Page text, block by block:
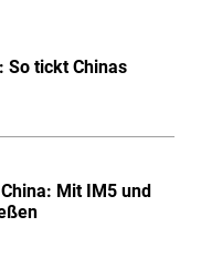
So tickt Chinas
Mit IM5 und